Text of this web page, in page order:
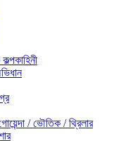
কল্পকাহিনী
/ ভৌতিক / থ্রিলার